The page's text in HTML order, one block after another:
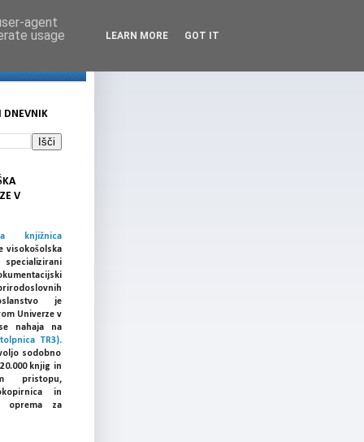
DNEVNIK
V
knjižnica
visokošolska
je
Univerze v
nahaja na
TR3).
sodobno
knjig in
pristopu,
in
oprema za
agent
usage
LEARN MORE GOT IT